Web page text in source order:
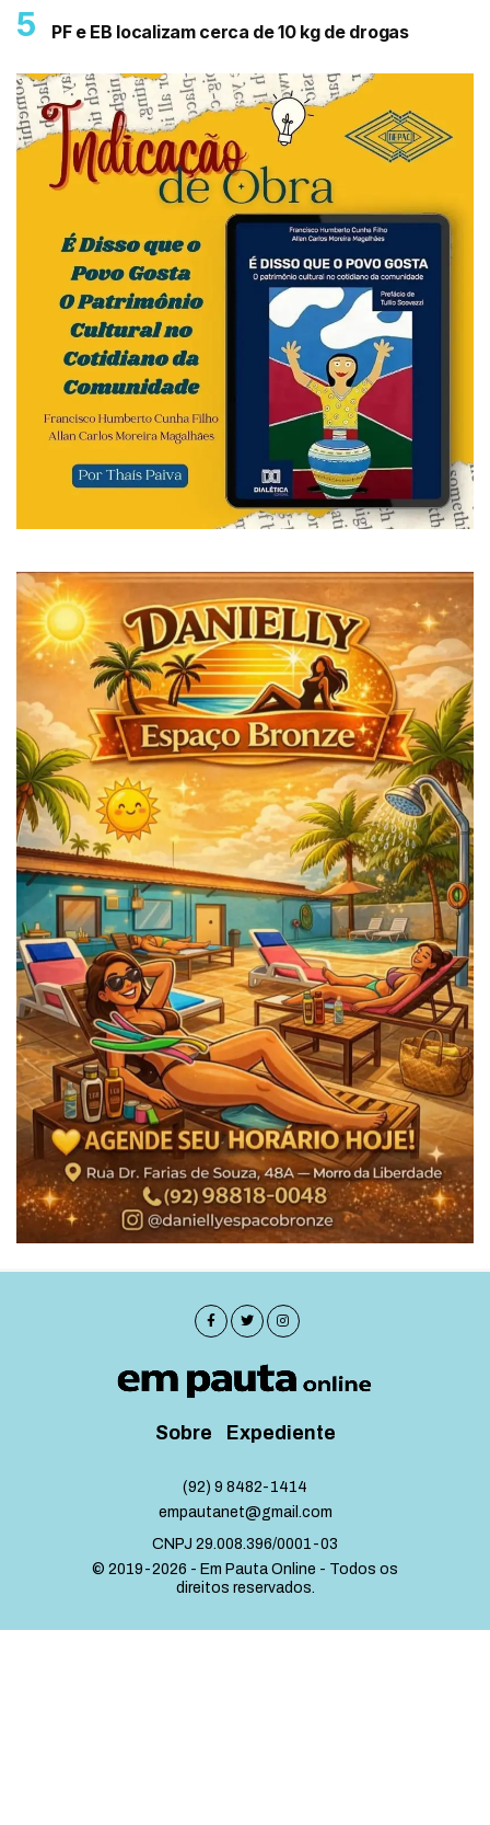
PF e EB localizam cerca de 10 kg de drogas
Sobre Expediente
(92) 9 8482-1414
empautanet@gmail.com
CNPJ 29.008.396/0001-03
© 2019-2026 - Em Pauta Online - Todos os
direitos reservados.